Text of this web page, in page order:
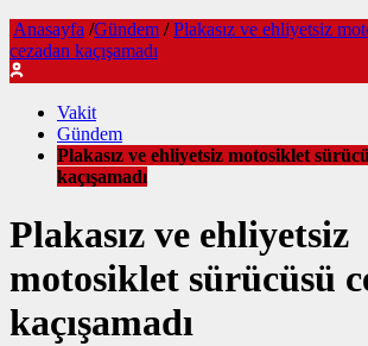
Anasayfa /Gündem / Plakasız ve ehliyetsiz
cezadan kaçışamadı
Vakit
Gündem
Plakasız ve ehliyetsiz motosiklet
kaçışamadı
Plakasız ve ehliyetsiz
motosiklet sürücüsü
kaçışamadı